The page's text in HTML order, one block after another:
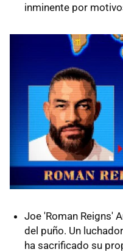
inminente por
Joe 'Roman Reigns'
del puño. Un
ha sacrificado su